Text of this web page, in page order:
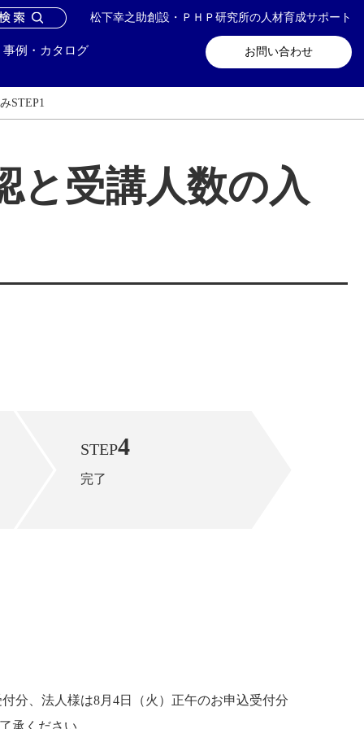
松下幸之助創設・ＰＨＰ研究所の人材育成サポート
お問い合わせ
事例・カタログ
い合わせ メールマガジン登録
STEP1
と受講人数の入
STEP4
完了
分、法人様は8月4日（火）正午のお申込受付分
承ください。